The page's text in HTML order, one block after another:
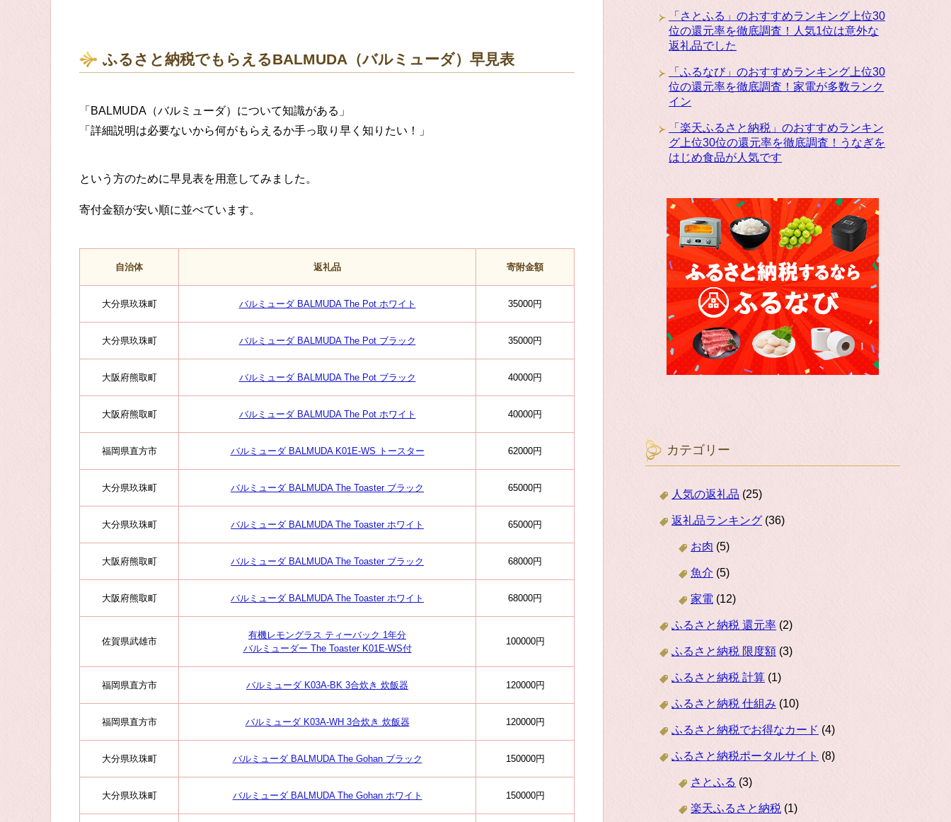
ふるさと納税でもらえるBALMUDA（バルミューダ）早見表
「BALMUDA（バルミューダ）について知識がある」
「詳細説明は必要ないから何がもらえるか手っ取り早く知りたい！」
という方のために早見表を用意してみました。
寄付金額が安い順に並べています。
自治体 返礼品 寄附金額
大分県玖珠町 バルミューダ BALMUDA The Pot ホワイト 35000円
大分県玖珠町 バルミューダ BALMUDA The Pot ブラック 35000円
大阪府熊取町 バルミューダ BALMUDA The Pot ブラック 40000円
大阪府熊取町 バルミューダ BALMUDA The Pot ホワイト 40000円
福岡県直方市 バルミューダ BALMUDA K01E-WS トースター 62000円
大分県玖珠町 バルミューダ BALMUDA The Toaster ブラック 65000円
大分県玖珠町 バルミューダ BALMUDA The Toaster ホワイト 65000円
大阪府熊取町 バルミューダ BALMUDA The Toaster ブラック 68000円
大阪府熊取町 バルミューダ BALMUDA The Toaster ホワイト 68000円
佐賀県武雄市
有機レモングラス ティーバック 1年分
バルミューダー The Toaster K01E-WS付
100000円
福岡県直方市 バルミューダ K03A-BK 3合炊き 炊飯器 120000円
福岡県直方市 バルミューダ K03A-WH 3合炊き 炊飯器 120000円
大分県玖珠町 バルミューダ BALMUDA The Gohan ブラック 150000円
大分県玖珠町 バルミューダ BALMUDA The Gohan ホワイト 150000円
「さとふる」のおすすめランキング上位30
位の還元率を徹底調査！人気1位は意外な
返礼品でした
「ふるなび」のおすすめランキング上位30
位の還元率を徹底調査！家電が多数ランク
イン
「楽天ふるさと納税」のおすすめランキン
グ上位30位の還元率を徹底調査！うなぎを
はじめ食品が人気です
カテゴリー
人気の返礼品 (25)
返礼品ランキング (36)
お肉 (5)
魚介 (5)
家電 (12)
ふるさと納税 還元率 (2)
ふるさと納税 限度額 (3)
ふるさと納税 計算 (1)
ふるさと納税 仕組み (10)
ふるさと納税でお得なカード (4)
ふるさと納税ポータルサイト (8)
さとふる (3)
楽天ふるさと納税 (1)